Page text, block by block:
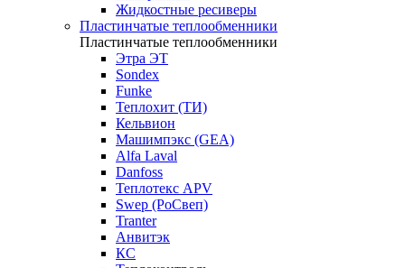
Жидкостные ресиверы
Пластинчатые теплообменники
Пластинчатые теплообменники
Этра ЭТ
Sondex
Funke
Теплохит (ТИ)
Кельвион
Машимпэкс (GEA)
Alfa Laval
Danfoss
Теплотекс APV
Swep (РоСвеп)
Tranter
Анвитэк
КС